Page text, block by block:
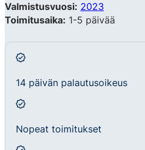
Valmistusvuosi: 2023
Toimitusaika: 1-5 päivää
14 päivän palautusoikeus
Nopeat toimitukset